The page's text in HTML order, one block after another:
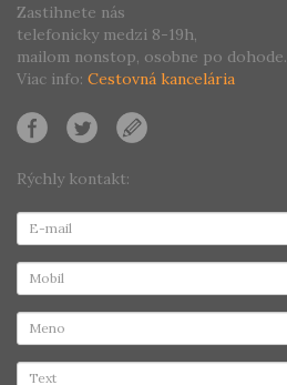
Zastihnete nás
telefonicky medzi 8-19h,
mailom nonstop, osobne po dohode.
Viac info: Cestovná kancelária
Rýchly kontakt: